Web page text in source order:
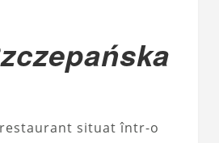
situat într-o